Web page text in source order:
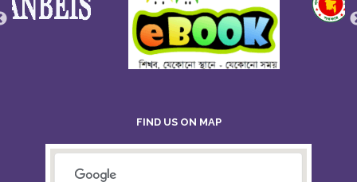
FIND US ON MAP